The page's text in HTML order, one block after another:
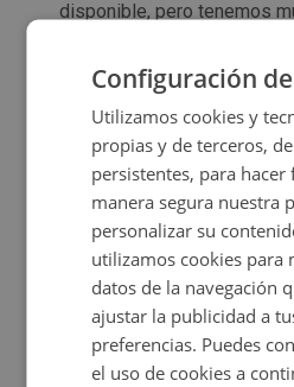
disponible, pero tenemos
Volver a
Configuración
Utilizamos cookies y
propias y de terceros,
persistentes, para
manera segura nuestra
personalizar su
utilizamos cookies para
datos de la navegación
ajustar la publicidad a
preferencias. Puedes
el uso de cookies a